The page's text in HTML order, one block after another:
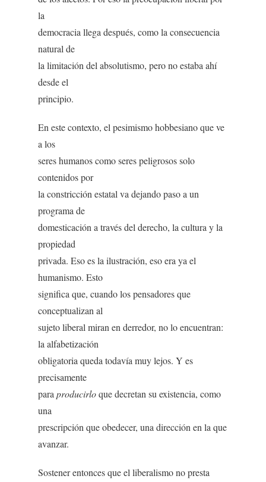
la
democracia llega después, como la consecuencia
natural de
la limitación del absolutismo, pero no estaba ahí
desde el
principio.
En este contexto, el pesimismo hobbesiano que ve
a los
seres humanos como seres peligrosos solo
contenidos por
la constricción estatal va dejando paso a un
programa de
domesticación a través del derecho, la cultura y la
propiedad
privada. Eso es la ilustración, eso era ya el
humanismo. Esto
significa que, cuando los pensadores que
conceptualizan al
sujeto liberal miran en derredor, no lo encuentran:
la alfabetización
obligatoria queda todavía muy lejos. Y es
precisamente
paraproducirloque decretan su existencia, como
una
prescripción que obedecer, una dirección en la que
avanzar.
Sostener entonces que el liberalismo no presta